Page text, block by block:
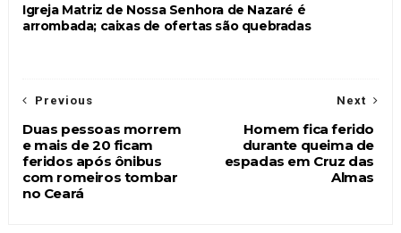
Igreja Matriz de Nossa Senhora de Nazaré é
arrombada; caixas de ofertas são quebradas
Next
Homem fica ferido
durante queima de
espadas em Cruz das
Almas
Previous
Duas pessoas morrem
e mais de 20 ficam
feridos após ônibus
com romeiros tombar
no Ceará